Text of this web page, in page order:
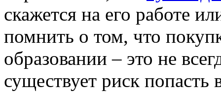
скажется на его работе
помнить о том, что
образовании – это не
существует риск